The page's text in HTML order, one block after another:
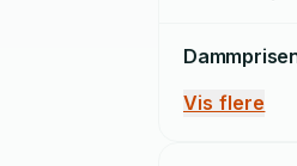
Vis flere